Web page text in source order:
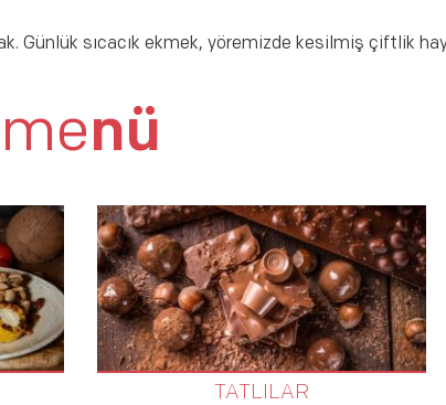
sıcacık ekmek, yöremizde kesilmiş çiftlik
menü
TATLILAR